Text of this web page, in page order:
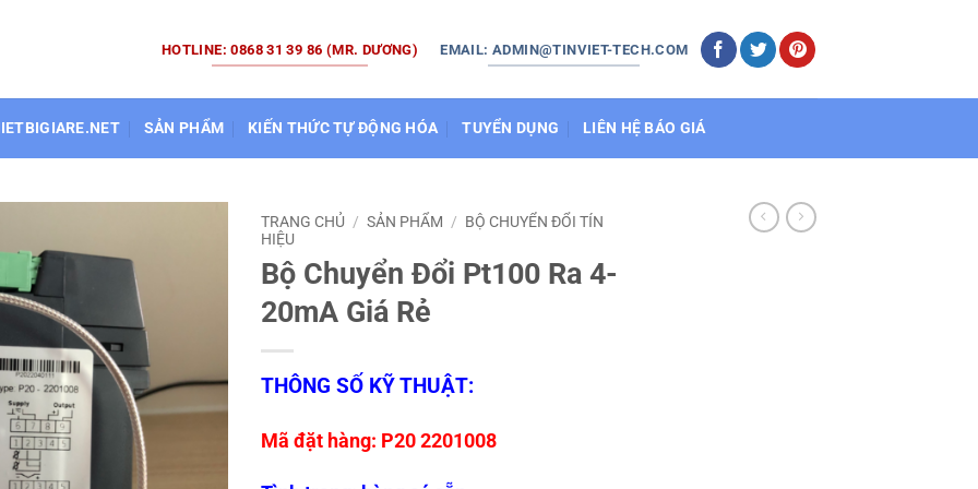
HOTLINE: 0868 31 39 86 (MR. DƯƠNG) EMAIL: ADMIN@TINVIET-TECH.COM
SẢN PHẨM KIẾN THỨC TỰ ĐỘNG HÓA TUYỂN DỤNG LIÊN HỆ BÁO GIÁ
TRANG CHỦ / SẢN PHẨM / BỘ CHUYỂN ĐỔI TÍN
HIỆU
Bộ Chuyển Đổi Pt100 Ra 4-
20mA Giá Rẻ
THÔNG SỐ KỸ THUẬT:
Mã đặt hàng: P20 2201008